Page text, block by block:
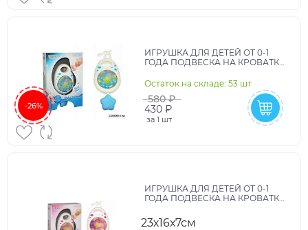
-26%
ИГРУШКА ДЛЯ ДЕТЕЙ ОТ 0-1
ГОДА ПОДВЕСКА НА КРОВАТКУ
КОРОБКЕ ВН:999-302B
Остаток на складе: 53 шт
580 ₽
430 ₽
за 1 шт
ИГРУШКА ДЛЯ ДЕТЕЙ ОТ 0-1
ГОДА ПОДВЕСКА НА КРОВАТКУ
302G УП:23Х16Х6,5СМ
23х16х7см